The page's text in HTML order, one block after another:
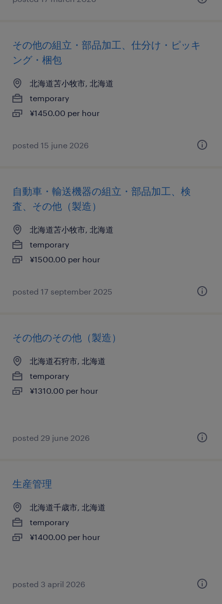
その他の組立・部品加工、仕分け・ピッキ
ング・梱包
北海道苫小牧市, 北海道
temporary
¥1450.00 per hour
posted 15 june 2026
自動車・輸送機器の組立・部品加工、検
査、その他（製造）
北海道苫小牧市, 北海道
temporary
¥1500.00 per hour
posted 17 september 2025
その他のその他（製造）
北海道石狩市, 北海道
temporary
¥1310.00 per hour
posted 29 june 2026
生産管理
北海道千歳市, 北海道
temporary
¥1400.00 per hour
posted 3 april 2026